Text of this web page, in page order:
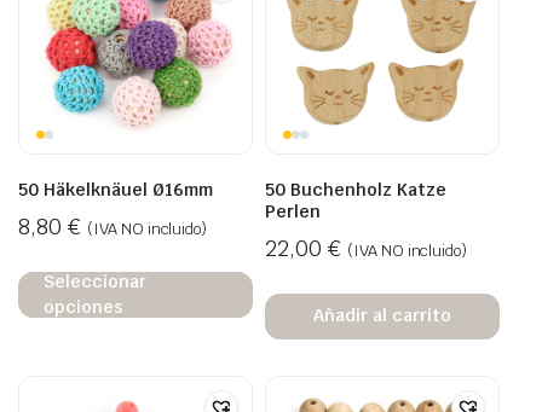
50 Häkelknäuel Ø16mm
8,80 € (IVA NO incluido)
Seleccionar
opciones
50 Buchenholz Katze
Perlen
22,00 € (IVA NO incluido)
Añadir al carrito